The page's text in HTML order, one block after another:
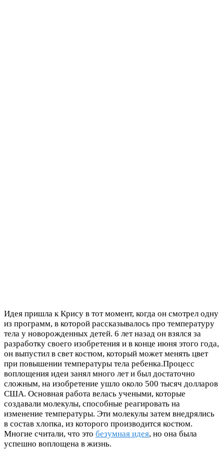
Идея пришла к Крису в тот момент, когда он смотрел одну
из программ, в которой рассказывалось про температуру
тела у новорожденных детей. 6 лет назад он взялся за
разработку своего изобретения и в конце июня этого года,
он выпустил в свет костюм, который может менять цвет
при повышении температуры тела ребенка.Процесс
воплощения идеи занял много лет и был достаточно
сложным, на изобретение ушло около 500 тысяч долларов
США. Основная работа велась учеными, которые
создавали молекулы, способные реагировать на
изменение температуры. Эти молекулы затем внедрялись
в состав хлопка, из которого производится костюм.
Многие считали, что это безумная идея, но она была
успешно воплощена в жизнь.